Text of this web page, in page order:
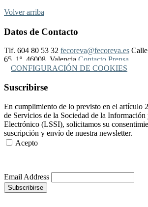
Volver arriba
Datos de Contacto
Tlf. 604 80 53 32 fecoreva@fecoreva.es
65, 1º, 46008, Valencia Contacto Prensa
CONFIGURACIÓN DE COOKIES
Suscribirse
En cumplimiento de lo previsto en el artículo
de Servicios de la Sociedad de la
Electrónico (LSSI), solicitamos su
suscripción y envío de nuestra newsletter.
Acepto
Email Address